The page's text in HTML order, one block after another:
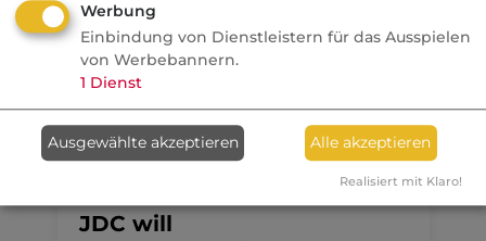
Monate, Nerven und Geld
07.08.2026
JDC will
Werbung
Einbindung von Dienstleistern für das Ausspielen
von Werbebannern.
1 Dienst
Ausgewählte akzeptieren Alle akzeptieren
Realisiert mit Klaro!